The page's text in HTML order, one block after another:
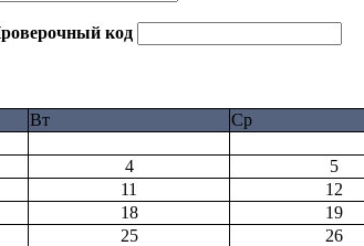
Вт Ср
4 5
11 12
18 19
25 26